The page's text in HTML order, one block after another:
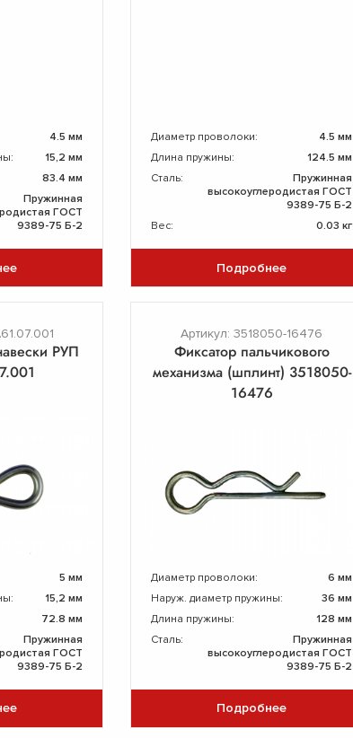
4.5 мм
15,2 мм
83.4 мм
Пружинная
ГОСТ
9389-75 Б-2
Диаметр проволоки:
4.5 мм
Длина пружины:
124.5 мм
Сталь:
Пружинная
высокоуглеродистая ГОСТ
9389-75 Б-2
Вес:
0.03 кг
Подробнее
РУП
5 мм
15,2 мм
72.8 мм
Пружинная
ГОСТ
9389-75 Б-2
Артикул: 3518050-16476
Фиксатор пальчикового
механизма (шплинт) 3518050-
16476
Диаметр проволоки:
6 мм
Наруж. диаметр пружины:
36 мм
Длина пружины:
128 мм
Сталь:
Пружинная
высокоуглеродистая ГОСТ
9389-75 Б-2
Подробнее